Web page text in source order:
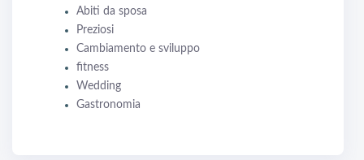
Abiti da sposa
Preziosi
Cambiamento e sviluppo
fitness
Wedding
Gastronomia